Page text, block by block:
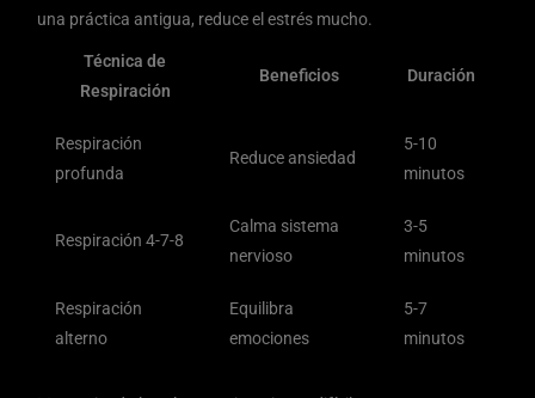
una práctica antigua, reduce el estrés mucho.
Técnica de
Respiración
Beneficios Duración
Respiración
profunda
Reduce ansiedad
5-10
minutos
Respiración 4-7-8
Calma sistema
nervioso
3-5
minutos
Respiración
alterno
Equilibra
emociones
5-7
minutos